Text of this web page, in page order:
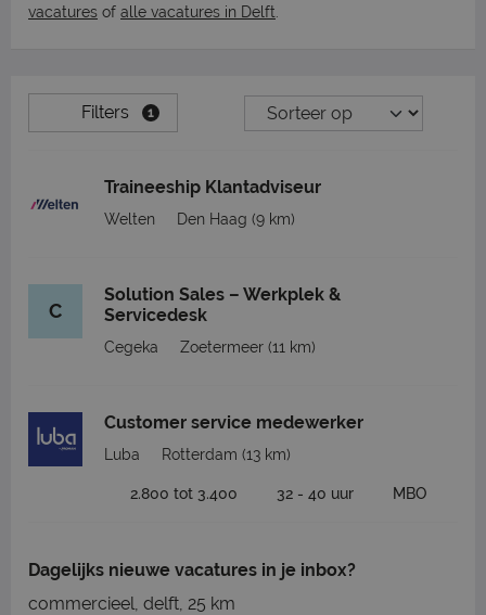
vacatures of alle vacatures in Delft
Filters 1
Traineeship Klantadviseur
Welten Den Haag (9 km)
C
Solution Sales – Werkplek &
Servicedesk
Cegeka Zoetermeer (11 km)
Customer service medewerker
Luba Rotterdam (13 km)
2.800 tot 3.400 32 - 40 uur MBO
Dagelijks nieuwe vacatures in je inbox?
commercieel, delft, 25 km